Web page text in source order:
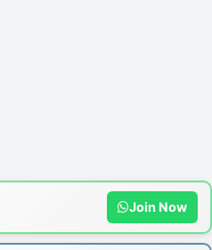
Join Now